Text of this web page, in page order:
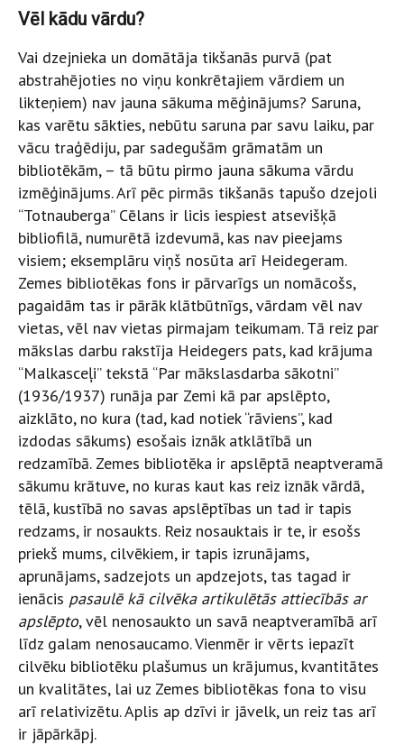
Vēl kādu vārdu?
Vai dzejnieka un domātāja tikšanās purvā (pat
abstrahējoties no viņu konkrētajiem vārdiem un
likteņiem) nav jauna sākuma mēģinājums? Saruna,
kas varētu sākties, nebūtu saruna par savu laiku, par
vācu traģēdiju, par sadegušām grāmatām un
bibliotēkām, – tā būtu pirmo jauna sākuma vārdu
izmēģinājums. Arī pēc pirmās tikšanās tapušo dzejoli
“Totnauberga” Cēlans ir licis iespiest atsevišķā
bibliofilā, numurētā izdevumā, kas nav pieejams
visiem; eksemplāru viņš nosūta arī Heidegeram.
Zemes bibliotēkas fons ir pārvarīgs un nomācošs,
pagaidām tas ir pārāk klātbūtnīgs, vārdam vēl nav
vietas, vēl nav vietas pirmajam teikumam. Tā reiz par
mākslas darbu rakstīja Heidegers pats, kad krājuma
“Malkasceļi” tekstā “Par mākslasdarba sākotni”
(1936/1937) runāja par Zemi kā par apslēpto,
aizklāto, no kura (tad, kad notiek “rāviens”, kad
izdodas sākums) esošais iznāk atklātībā un
redzamībā. Zemes bibliotēka ir apslēptā neaptveramā
sākumu krātuve, no kuras kaut kas reiz iznāk vārdā,
tēlā, kustībā no savas apslēptības un tad ir tapis
redzams, ir nosaukts. Reiz nosauktais ir te, ir esošs
priekš mums, cilvēkiem, ir tapis izrunājams,
aprunājams, sadzejots un apdzejots, tas tagad ir
ienācis pasaulē kā cilvēka artikulētās attiecībās ar
apslēpto, vēl nenosaukto un savā neaptveramībā arī
līdz galam nenosaucamo. Vienmēr ir vērts iepazīt
cilvēku bibliotēku plašumus un krājumus, kvantitātes
un kvalitātes, lai uz Zemes bibliotēkas fona to visu
arī relativizētu. Aplis ap dzīvi ir jāvelk, un reiz tas arī
ir jāpārkāpj.